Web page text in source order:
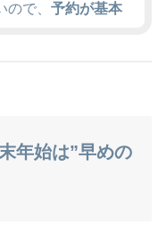
で、 予約が基本
年始は”早めの